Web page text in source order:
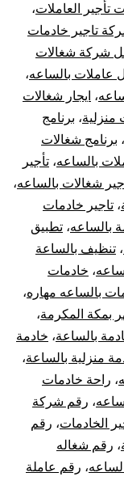
العاملات،
تاجير خادمات
شركة شغالات
عاملات بالساعه،
، ايجار شغالات
منزلية، برنامج
، برنامج شغالات
بالساعه، تأجير
شغالات بالساعه،
، تاجير خادمات
بالساعه، تطبيق
، تنظيف بالساعة
، خادمات
بالساعه مهاره،
بمكة المكرمة،
بالساعة، خادمة
منزلية بالساعة،
، راحة خادمات
، رقم شركة
الخادمات، رقم
، رقم شغاله
، رقم عاملة